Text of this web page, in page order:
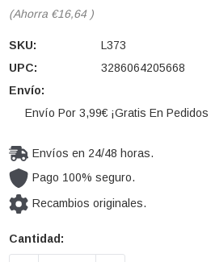
(Ahorra €16,64 )
SKU:
L373
UPC:
3286064205668
Envío:
Envío Por 3,99€ ¡Gratis En Pedidos
Envíos en 24/48 horas.
Pago 100% seguro.
Recambios originales.
Cantidad
Cantidad: